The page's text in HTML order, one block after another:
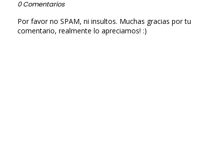
0 Comentarios
Por favor no SPAM, ni insultos. Muchas gracias por tu
comentario, realmente lo apreciamos! :)